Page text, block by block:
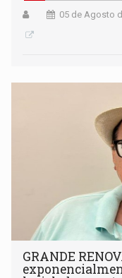
05 de Agosto
GRANDE